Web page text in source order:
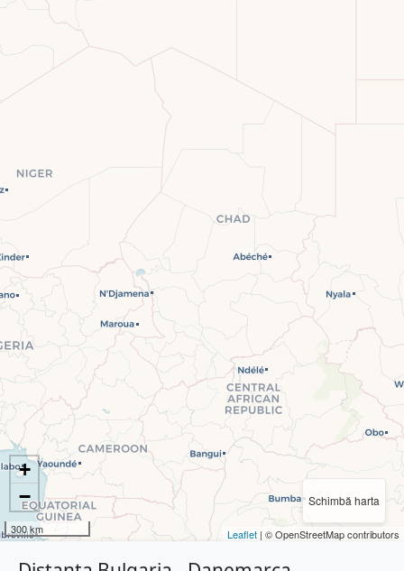
Schimbă harta
+
−
300 km Leaflet | © OpenStreetMap contributors